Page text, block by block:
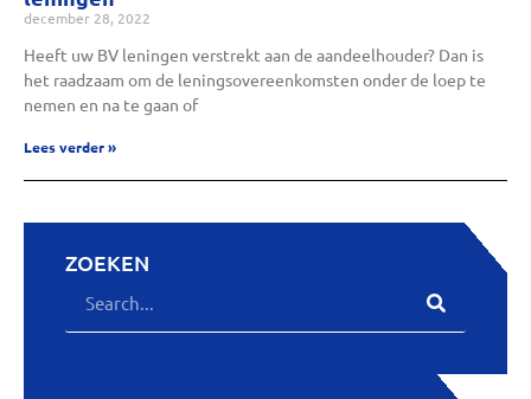
december 28, 2022
Heeft uw BV leningen verstrekt aan de aandeelhouder? Dan is
het raadzaam om de leningsovereenkomsten onder de loep te
nemen en na te gaan of
Lees verder »
ZOEKEN